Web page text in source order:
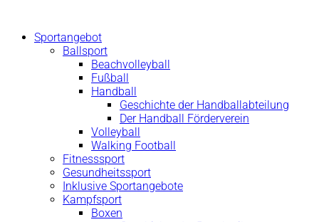
springenSportangebot
Ballsport
Beachvolleyball
Fußball
Handball
Geschichte der Handballabteilung
Der Handball Förderverein
Volleyball
Walking Football
Fitnesssport
Gesundheitssport
Inklusive Sportangebote
Kampfsport
Boxen